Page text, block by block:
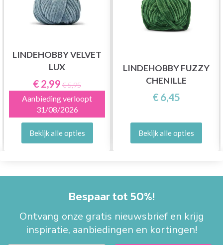
LINDEHOBBY VELVET
LUX
€ 2,99 € 5,95
Aanbieding verloopt
31/08/2026
Bekijk alle opties
LINDEHOBBY FUZZY
CHENILLE
€ 6,45
Bekijk alle opties
Bespaar tot 50%!
Ontvang onze gratis nieuwsbrief en krijg
inspiratie, aanbiedingen en kortingen!